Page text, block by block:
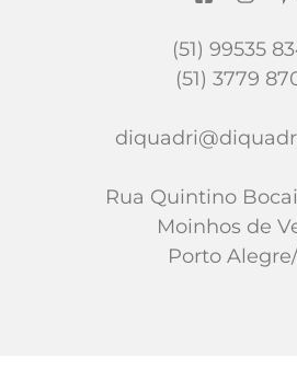
(51) 99535
(51) 3779
Rua Quintino
Moinhos de
Porto